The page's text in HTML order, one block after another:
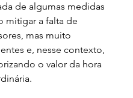
de algumas medidas
mitigar a falta de
mas muito
e, nesse contexto,
o valor da hora